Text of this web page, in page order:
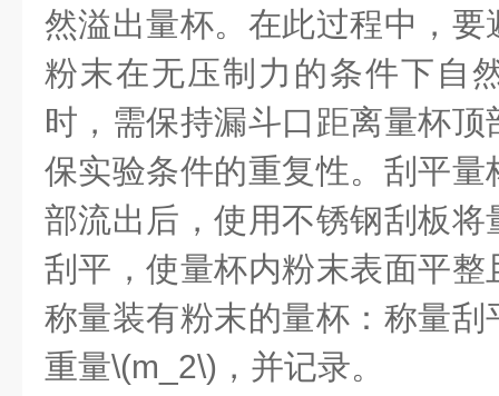
然溢出量杯。在此过程中，
粉末在无压制力的条件下自
时，需保持漏斗口距离量杯
保实验条件的重复性。刮平
部流出后，使用不锈钢刮板
刮平，使量杯内粉末表面平
称量装有粉末的量杯：称量
重量\(m_2\)，并记录。